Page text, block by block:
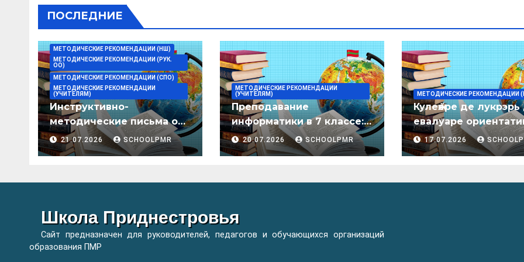
ПОСЛЕДНИЕ
МЕТОДИЧЕСКИЕ РЕКОМЕНДАЦИИ (НШ)
МЕТОДИЧЕСКИЕ РЕКОМЕНДАЦИИ (РУК.
ОО)
МЕТОДИЧЕСКИЕ РЕКОМЕНДАЦИИ (СПО)
МЕТОДИЧЕСКИЕ РЕКОМЕНДАЦИИ
(УЧИТЕЛЯМ)
Инструктивно-
методические письма о
преподавании учебных
предметов/дисциплин в
образования ПМР на
21.07.2026 SCHOOLPMR
МЕТОДИЧЕСКИЕ РЕКОМЕНДАЦИИ
(УЧИТЕЛЯМ)
Преподавание
информатики в 7 классе:
методическое пособие
20.07.2026 SCHOOLPMR
МЕТОДИЧЕСКИЕ РЕКОМЕНДАЦИИ
Кулеӂере де лукрэрь
евалуаре
лимба
пентру елевий
организациилор де
17.07.2026
Школа Приднестровья
Сайт предназначен для руководителей, педагогов и обучающихся организаций
образования ПМР